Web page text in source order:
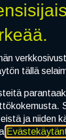
tällä
ja niiden